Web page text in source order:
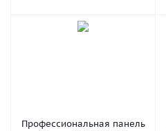
Профессиональная панель